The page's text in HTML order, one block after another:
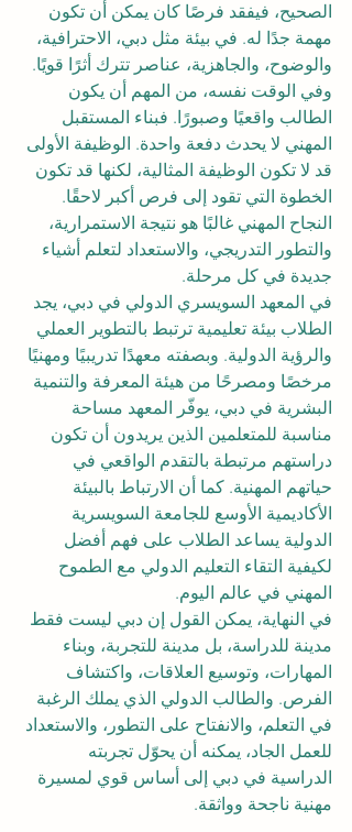
الصحيح، فيفقد فرصًا كان يمكن أن تكون
مهمة جدًا له. في بيئة مثل دبي، الاحترافية،
والوضوح، والجاهزية، عناصر تترك أثرًا قويًا.
وفي الوقت نفسه، من المهم أن يكون
الطالب واقعيًا وصبورًا. فبناء المستقبل
المهني لا يحدث دفعة واحدة. الوظيفة الأولى
قد لا تكون الوظيفة المثالية، لكنها قد تكون
الخطوة التي تقود إلى فرص أكبر لاحقًا.
النجاح المهني غالبًا هو نتيجة الاستمرارية،
والتطور التدريجي، والاستعداد لتعلم أشياء
جديدة في كل مرحلة.
في المعهد السويسري الدولي في دبي، يجد
الطلاب بيئة تعليمية ترتبط بالتطوير العملي
والرؤية الدولية. وبصفته معهدًا تدريبيًا ومهنيًا
مرخصًا ومصرحًا من هيئة المعرفة والتنمية
البشرية في دبي، يوفّر المعهد مساحة
مناسبة للمتعلمين الذين يريدون أن تكون
دراستهم مرتبطة بالتقدم الواقعي في
حياتهم المهنية. كما أن الارتباط بالبيئة
الأكاديمية الأوسع للجامعة السويسرية
الدولية يساعد الطلاب على فهم أفضل
لكيفية التقاء التعليم الدولي مع الطموح
المهني في عالم اليوم.
في النهاية، يمكن القول إن دبي ليست فقط
مدينة للدراسة، بل مدينة للتجربة، وبناء
المهارات، وتوسيع العلاقات، واكتشاف
الفرص. والطالب الدولي الذي يملك الرغبة
في التعلم، والانفتاح على التطور، والاستعداد
للعمل الجاد، يمكنه أن يحوّل تجربته
الدراسية في دبي إلى أساس قوي لمسيرة
مهنية ناجحة وواثقة.